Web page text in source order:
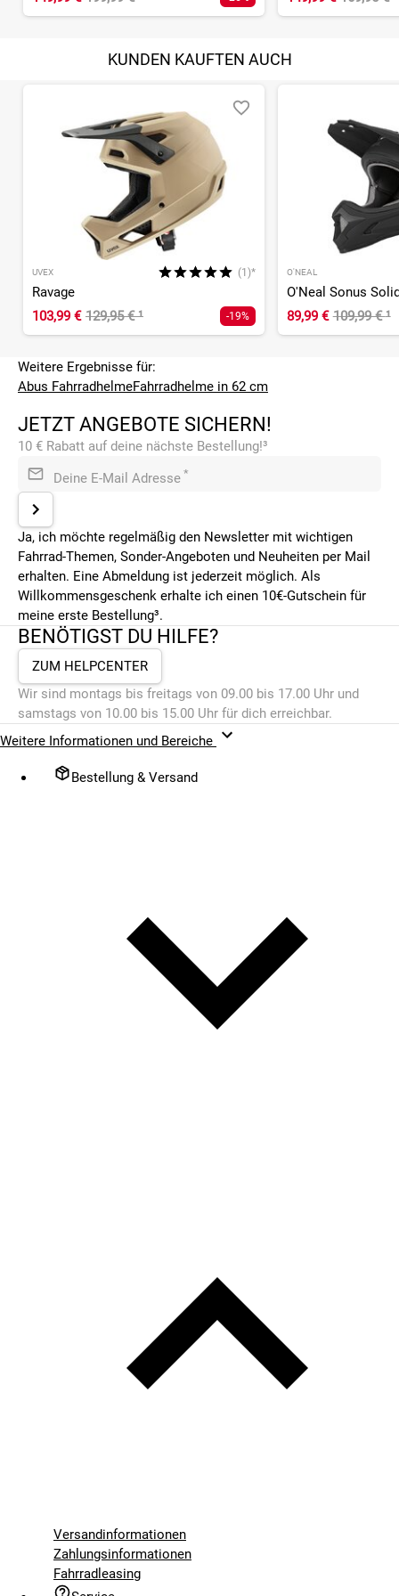
KUNDEN KAUFTEN AUCH
UVEX (1)*
Ravage
103,99 € 129,95 €¹ -19%
O'NEAL
O'Neal Sonus
89,99 € 109,99 €¹
Weitere Ergebnisse für:
Abus FahrradhelmeFahrradhelme in 62 cm
JETZT ANGEBOTE SICHERN!
10 € Rabatt auf deine nächste Bestellung!³
Deine E-Mail Adresse *
Ja, ich möchte regelmäßig den Newsletter mit wichtigen
Fahrrad-Themen, Sonder-Angeboten und Neuheiten per Mail
erhalten. Eine Abmeldung ist jederzeit möglich. Als
Willkommensgeschenk erhalte ich einen 10€-Gutschein für
meine erste Bestellung³.
BENÖTIGST DU HILFE?
ZUM HELPCENTER
Wir sind montags bis freitags von 09.00 bis 17.00 Uhr und
samstags von 10.00 bis 15.00 Uhr für dich erreichbar.
Weitere Informationen und Bereiche
Bestellung & Versand
Versandinformationen
Zahlungsinformationen
Fahrradleasing